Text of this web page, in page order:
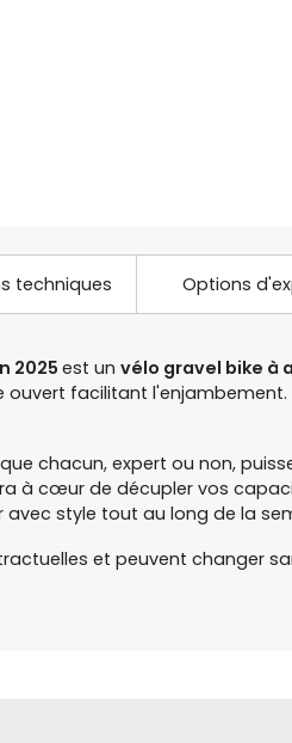
techniques Options
2025 est un vélo gravel bike à
facilitant
chacun, expert ou non,
à cœur de décupler vos
avec style tout au long de la
et peuvent changer